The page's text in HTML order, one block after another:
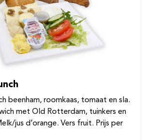
beenham, roomkaas, tomaat en sla.
met Old Rotterdam, tuinkers en
jus d’orange. Vers fruit. Prijs per